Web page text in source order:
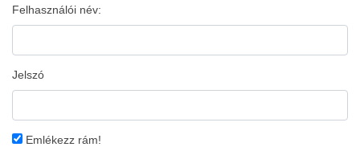
Felhasználói név:
Jelszó
Emlékezz rám!